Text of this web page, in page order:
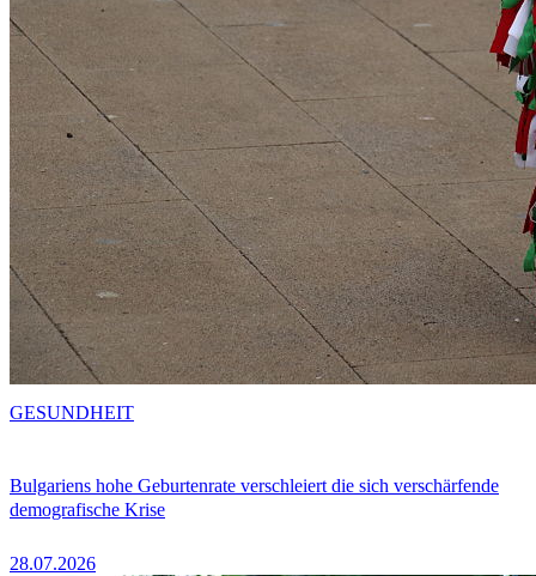
Bulgariens hohe Geburtenrate verschleiert die sich verschärfende
demografische Krise
28.07.2026
GESUNDHEIT